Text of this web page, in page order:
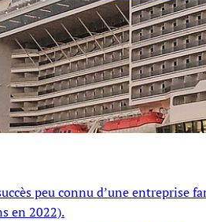
peu connu d’une
en 2022).